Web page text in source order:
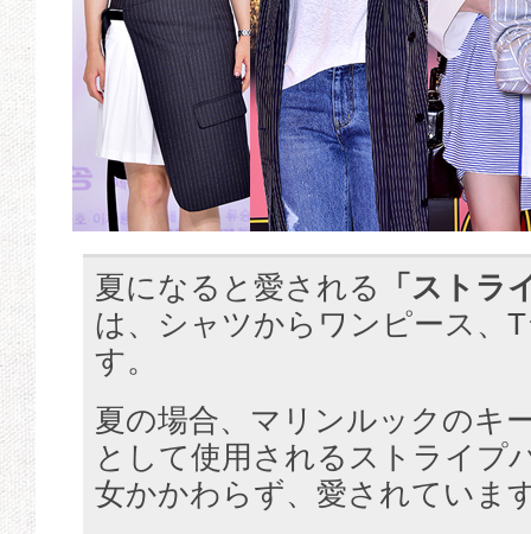
夏になると愛される
「ストラ
は、シャツからワンピース、
す。
夏の場合、マリンルックのキ
として使用されるストライプ
女かかわらず、愛されていま